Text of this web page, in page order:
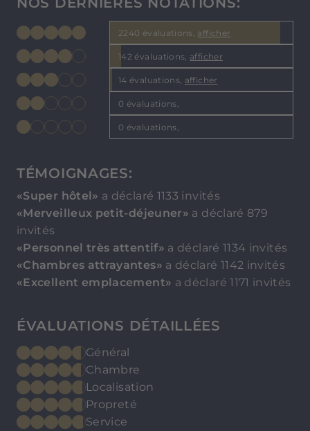
2240 évaluations, afficher
142 évaluations, afficher
14 évaluations, afficher
0 évaluations,
0 évaluations,
TÉMOIGNAGES:
«Super hôtel» a déclaré 1133 invités
«Merveilleux petit-déjeuner» a déclaré 879
invités
«Personnel très attentif» a déclaré 1134 invités
«Chambres attrayantes» a déclaré 1142 invités
«Excellent emplacement» a déclaré 1171 invités
ÉVALUATIONS DÉTAILLÉES
Général
Chambre
Localisation
Propreté
Service